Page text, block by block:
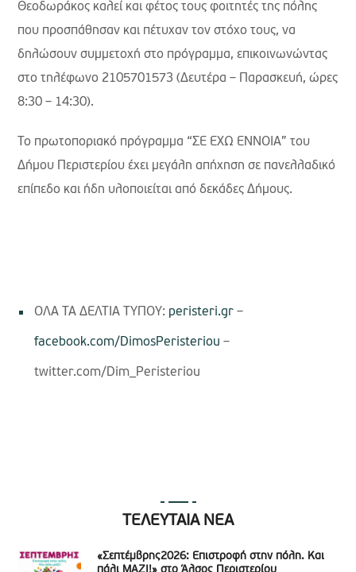
Θεοδωράκος καλεί και φέτος τους φοιτητές της πόλης
που προσπάθησαν και πέτυχαν τον στόχο τους, να
δηλώσουν συμμετοχή στο πρόγραμμα, επικοινωνώντας
στο τηλέφωνο 2105701573 (Δευτέρα – Παρασκευή, ώρες
8:30 – 14:30).
Το πρωτοποριακό πρόγραμμα “ΣΕ ΕΧΩ ΕΝΝΟΙΑ” του
Δήμου Περιστερίου έχει μεγάλη απήχηση σε πανελλαδικό
επίπεδο και ήδη υλοποιείται από δεκάδες Δήμους.
ΟΛΑ ΤΑ ΔΕΛΤΙΑ ΤΥΠΟΥ: peristeri.gr –
facebook.com/DimosPeristeriou –
twitter.com/Dim_Peristeriou
ΤΕΛΕΥΤΑΙΑ ΝΕΑ
«Σεπτέμβρης2026: Επιστροφή στην πόλη. Και